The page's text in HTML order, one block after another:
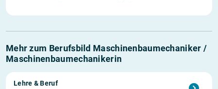
Mehr zum Berufsbild Maschinenbaumechaniker /
Maschinenbaumechanikerin
Lehre & Beruf